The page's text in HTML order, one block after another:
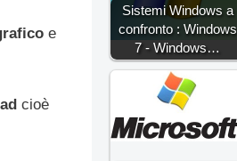
e
cioè
Sistemi Windows a
confronto : Windows
7 - Windows…